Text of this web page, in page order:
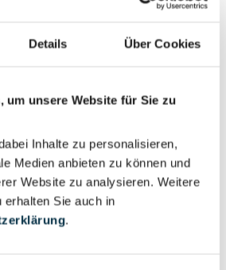
Details Über Cookies
um unsere Website für Sie zu
Inhalte zu personalisieren,
Medien anbieten zu können und
Website zu analysieren. Weitere
erhalten Sie auch in
.
Vollständiges
anfragen